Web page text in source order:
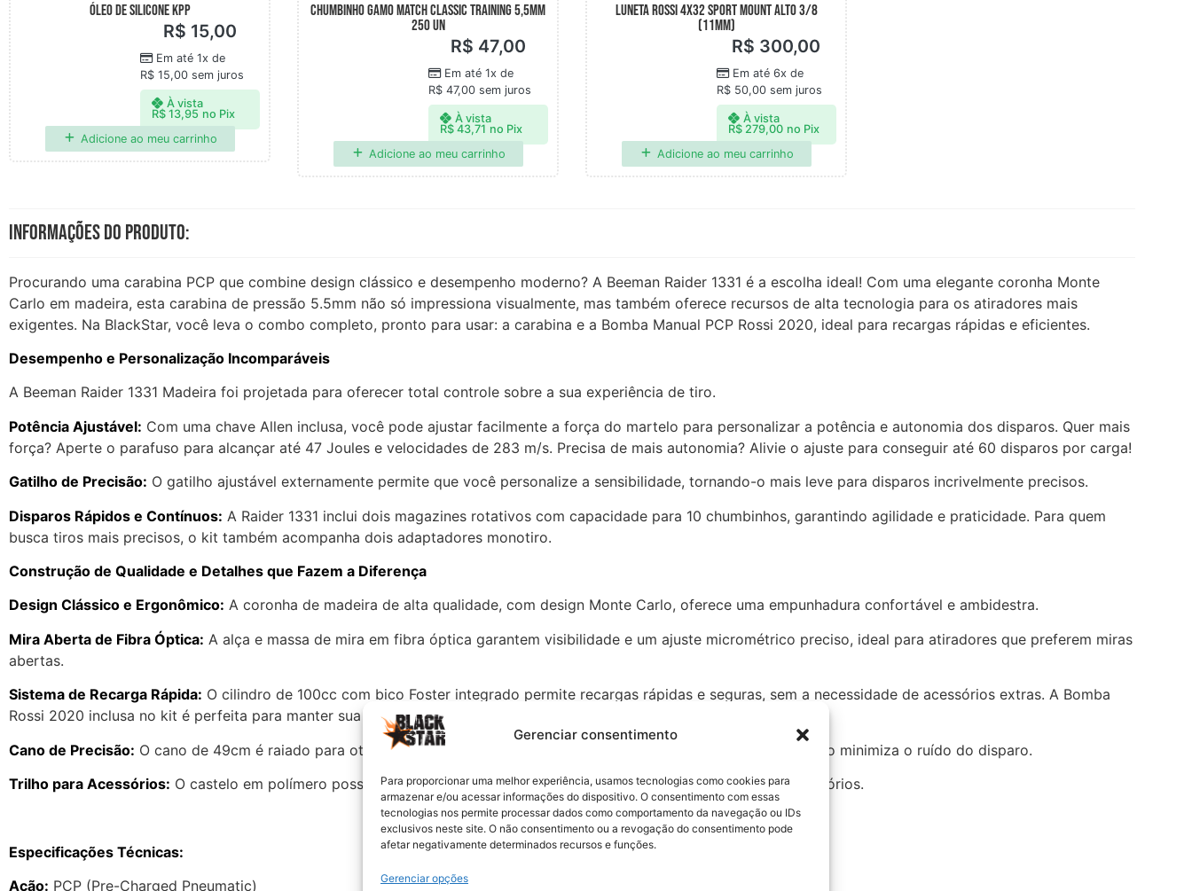
Gerenciar consentimento
Para proporcionar uma melhor experiência, usamos tecnologias como cookies para
armazenar e/ou acessar informações do dispositivo. O consentimento com essas
tecnologias nos permite processar dados como comportamento da navegação ou IDs
exclusivos neste site. O não consentimento ou a revogação do consentimento pode
afetar negativamente determinados recursos e funções.
Gerenciar opções
Óleo de silicone KPP
R$ 15,00
Em até 1x de
R$15,00sem juros
À vista
R$ 13,95 no Pix
Adicione ao meu carrinho
CHUMBINHO GAMO MATCH CLASSIC TRAINING 5,5MM
250 UN
R$ 47,00
Em até 1x de
R$47,00sem juros
À vista
R$ 43,71 no Pix
Adicione ao meu carrinho
LUNETA ROSSI 4X32 SPORT MOUNT ALTO 3/8
(11MM)
R$ 300,00
Em até 6x de
R$50,00sem juros
À vista
R$ 279,00 no Pix
Adicione ao meu carrinho
Informações do produto:
Procurando uma carabina PCP que combine design clássico e desempenho moderno? A Beeman Raider 1331 é a escolha ideal! Com uma elegante coronha Monte
Carlo em madeira, esta carabina de pressão 5.5mm não só impressiona visualmente, mas também oferece recursos de alta tecnologia para os atiradores mais
exigentes. Na BlackStar, você leva o combo completo, pronto para usar: a carabina e a Bomba Manual PCP Rossi 2020, ideal para recargas rápidas e eficientes.
Desempenho e Personalização Incomparáveis
A Beeman Raider 1331 Madeira foi projetada para oferecer total controle sobre a sua experiência de tiro.
Potência Ajustável: Com uma chave Allen inclusa, você pode ajustar facilmente a força do martelo para personalizar a potência e autonomia dos disparos. Quer mais
força? Aperte o parafuso para alcançar até 47 Joules e velocidades de 283 m/s. Precisa de mais autonomia? Alivie o ajuste para conseguir até 60 disparos por carga!
Gatilho de Precisão: O gatilho ajustável externamente permite que você personalize a sensibilidade, tornando-o mais leve para disparos incrivelmente precisos.
Disparos Rápidos e Contínuos: A Raider 1331 inclui dois magazines rotativos com capacidade para 10 chumbinhos, garantindo agilidade e praticidade. Para quem
busca tiros mais precisos, o kit também acompanha dois adaptadores monotiro.
Construção de Qualidade e Detalhes que Fazem a Diferença
Design Clássico e Ergonômico: A coronha de madeira de alta qualidade, com design Monte Carlo, oferece uma empunhadura confortável e ambidestra.
Mira Aberta de Fibra Óptica: A alça e massa de mira em fibra óptica garantem visibilidade e um ajuste micrométrico preciso, ideal para atiradores que preferem miras
abertas.
Sistema de Recarga Rápida: O cilindro de 100cc com bico Foster integrado permite recargas rápidas e seguras, sem a necessidade de acessórios extras. A Bomba
Rossi 2020 inclusa no kit é perfeita para manter sua carabina sempre pronta.
Cano de Precisão: O cano de 49cm é raiado para otimizar a aerodinâmica do chumbinho, enquanto o supressor integrado minimiza o ruído do disparo.
Trilho para Acessórios: O castelo em polímero possui trilho de 11mm, pronto para a instalação de lunetas e outros acessórios.
Especificações Técnicas:
Ação: PCP (Pre-Charged Pneumatic)